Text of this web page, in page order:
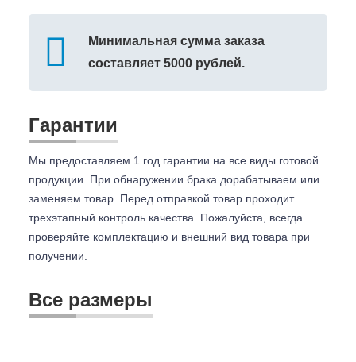
Минимальная сумма заказа
составляет 5000 рублей.
Гарантии
Мы предоставляем 1 год гарантии на все виды готовой
продукции. При обнаружении брака дорабатываем или
заменяем товар. Перед отправкой товар проходит
трехэтапный контроль качества. Пожалуйста, всегда
проверяйте комплектацию и внешний вид товара при
получении.
Все размеры